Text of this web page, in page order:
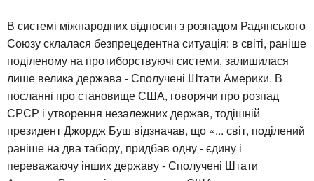
В системі міжнародних відносин з розпадом Радянського
Союзу склалася безпрецедентна ситуація: в світі, раніше
поділеному на протиборствуючі системи, залишилася
лише велика держава - Сполучені Штати Америки. В
посланні про становище США, говорячи про розпад
СРСР і утворення незалежних держав, тодішній
президент Джордж Буш відзначав, що «... світ, поділений
раніше на два табору, придбав одну - єдину і
переважаючу інших державу - Сполучені Штати